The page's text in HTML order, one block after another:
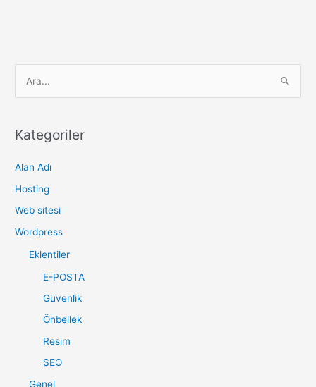
r
h
f
o
Kategoriler
Alan Adı
Hosting
Web sitesi
Wordpress
Eklentiler
E-POSTA
Güvenlik
Önbellek
Resim
SEO
Genel